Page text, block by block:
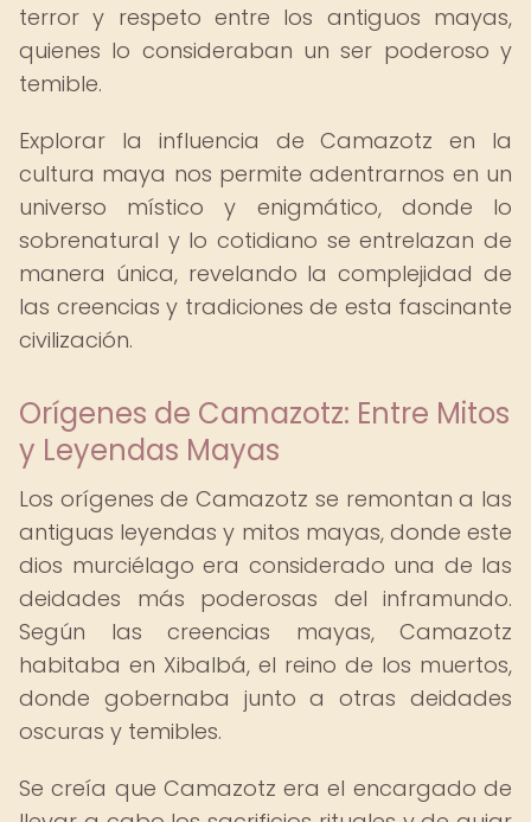
terror y respeto entre los antiguos mayas,
quienes lo consideraban un ser poderoso y
temible.
Explorar la influencia de Camazotz en la
cultura maya nos permite adentrarnos en un
universo místico y enigmático, donde lo
sobrenatural y lo cotidiano se entrelazan de
manera única, revelando la complejidad de
las creencias y tradiciones de esta fascinante
civilización.
Orígenes de Camazotz: Entre Mitos
y Leyendas Mayas
Los orígenes de Camazotz se remontan a las
antiguas leyendas y mitos mayas, donde este
dios murciélago era considerado una de las
deidades más poderosas del inframundo.
Según las creencias mayas, Camazotz
habitaba en Xibalbá, el reino de los muertos,
donde gobernaba junto a otras deidades
oscuras y temibles.
Se creía que Camazotz era el encargado de